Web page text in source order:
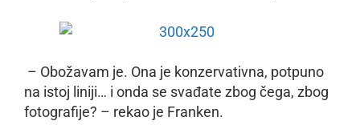
– Obožavam je. Ona je konzervativna, potpuno
na istoj liniji… i onda se svađate zbog čega, zbog
fotografije? – rekao je Franken.